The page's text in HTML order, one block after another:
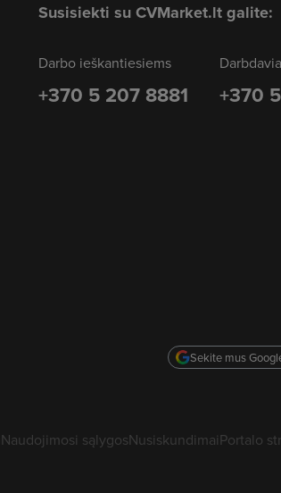
Susisiekti su CVMarket.lt galite:
Darbo ieškantiesiems
+370 5 207 8881 +370
Sekite mus
Naudojimosi sąlygosNusiskundimaiPortalo